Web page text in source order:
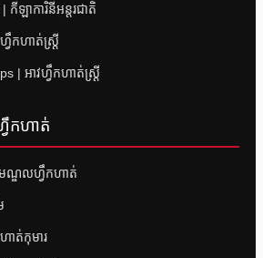
ឡាការិនីអន្តរជាតិ
វឹកហាត់ស្ត្រី
| អាវហ្វឹកហាត់ស្ត្រី
វឹកហាត់
ណ្ឌលហ្វឹកហាត់
ាត់កុមារ